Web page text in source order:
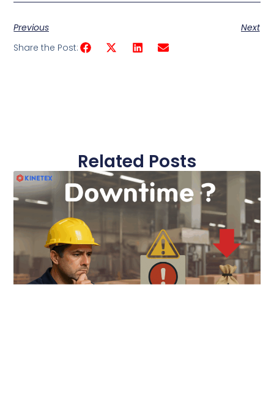
Previous
Next
Share the Post:
Related Posts